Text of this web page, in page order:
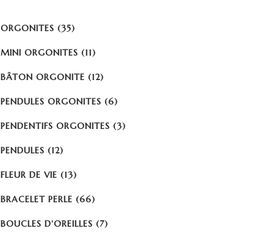
ORGONITES (35)
MINI ORGONITES (11)
BÂTON ORGONITE (12)
PENDULES ORGONITES (6)
PENDENTIFS ORGONITES (3)
PENDULES (12)
FLEUR DE VIE (13)
BRACELET PERLE (66)
BOUCLES D'OREILLES (7)